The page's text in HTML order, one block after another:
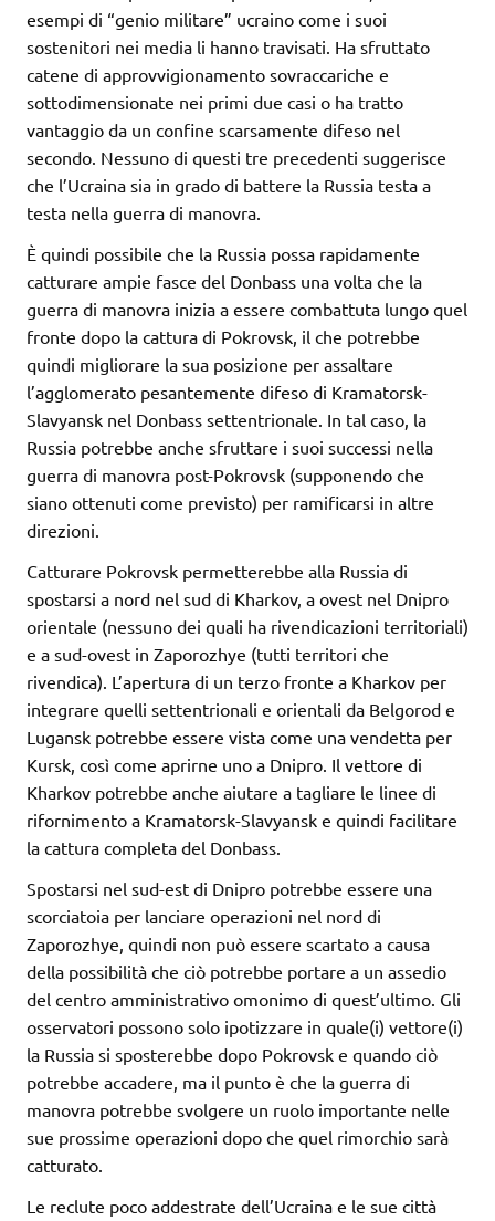
esempi di “genio militare” ucraino come i suoi
sostenitori nei media li hanno travisati. Ha sfruttato
catene di approvvigionamento sovraccariche e
sottodimensionate nei primi due casi o ha tratto
vantaggio da un confine scarsamente difeso nel
secondo. Nessuno di questi tre precedenti suggerisce
che l’Ucraina sia in grado di battere la Russia testa a
testa nella guerra di manovra.
È quindi possibile che la Russia possa rapidamente
catturare ampie fasce del Donbass una volta che la
guerra di manovra inizia a essere combattuta lungo quel
fronte dopo la cattura di Pokrovsk, il che potrebbe
quindi migliorare la sua posizione per assaltare
l’agglomerato pesantemente difeso di Kramatorsk-
Slavyansk nel Donbass settentrionale. In tal caso, la
Russia potrebbe anche sfruttare i suoi successi nella
guerra di manovra post-Pokrovsk (supponendo che
siano ottenuti come previsto) per ramificarsi in altre
direzioni.
Catturare Pokrovsk permetterebbe alla Russia di
spostarsi a nord nel sud di Kharkov, a ovest nel Dnipro
orientale (nessuno dei quali ha rivendicazioni territoriali)
e a sud-ovest in Zaporozhye (tutti territori che
rivendica). L’apertura di un terzo fronte a Kharkov per
integrare quelli settentrionali e orientali da Belgorod e
Lugansk potrebbe essere vista come una vendetta per
Kursk, così come aprirne uno a Dnipro. Il vettore di
Kharkov potrebbe anche aiutare a tagliare le linee di
rifornimento a Kramatorsk-Slavyansk e quindi facilitare
la cattura completa del Donbass.
Spostarsi nel sud-est di Dnipro potrebbe essere una
scorciatoia per lanciare operazioni nel nord di
Zaporozhye, quindi non può essere scartato a causa
della possibilità che ciò potrebbe portare a un assedio
del centro amministrativo omonimo di quest’ultimo. Gli
osservatori possono solo ipotizzare in quale(i) vettore(i)
la Russia si sposterebbe dopo Pokrovsk e quando ciò
potrebbe accadere, ma il punto è che la guerra di
manovra potrebbe svolgere un ruolo importante nelle
sue prossime operazioni dopo che quel rimorchio sarà
catturato.
Le reclute poco addestrate dell’Ucraina e le sue città